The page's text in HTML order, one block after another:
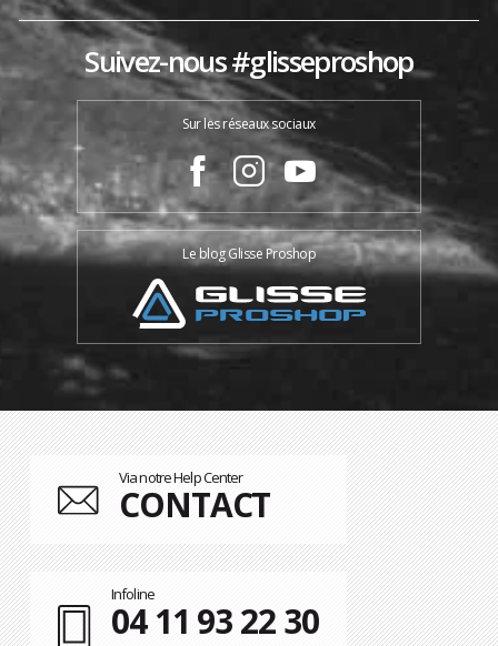
Suivez-nous #glisseproshop
Sur les réseaux sociaux
Le blog Glisse Proshop
Via notre Help Center
CONTACT
Infoline
04 11 93 22 30